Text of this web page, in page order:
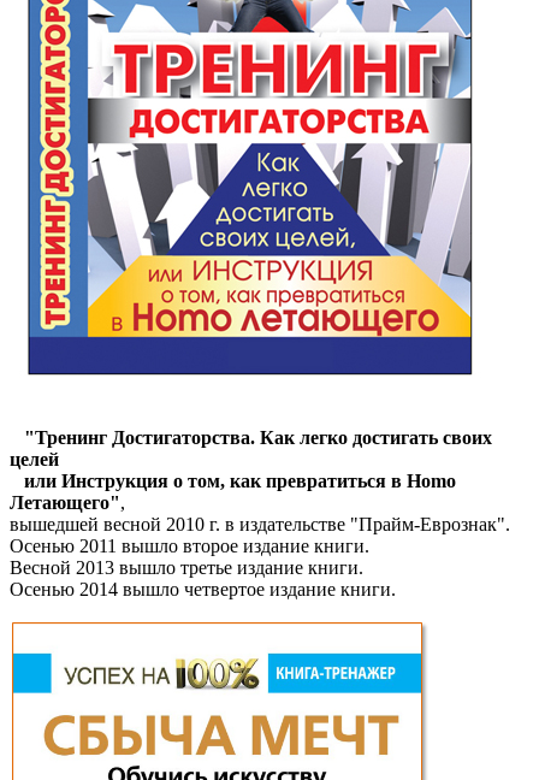
"Тренинг Достигаторства. Как легко достигать своих
целей
или Инструкция о том, как превратиться в Homo
Летающего",
вышедшей весной 2010 г. в издательстве "Прайм-Еврознак".
Осенью 2011 вышло второе издание книги.
Весной 2013 вышло третье издание книги.
Осенью 2014 вышло четвертое издание книги.